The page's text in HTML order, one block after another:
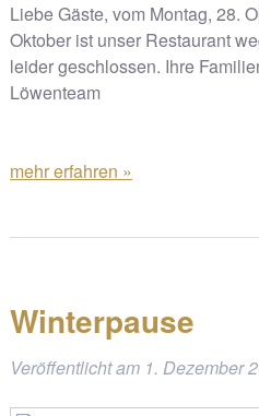
Liebe Gäste, vom Montag, 28.
Oktober ist unser Restaurant
leider geschlossen. Ihre
Löwenteam
mehr erfahren »
Winterpause
Veröffentlicht am 1. Dezember